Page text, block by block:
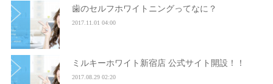
歯のセルフホワイトニングってなに？
2017.11.01 04:00
ミルキーホワイト新宿店 公式サイト開設！！
2017.08.29 02:20